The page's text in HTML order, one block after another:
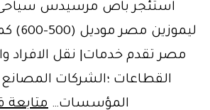
مصر تقدم خدمات| نقل الافراد
القطاعات ؛الشركات المصانع
المؤسسات… متابعة